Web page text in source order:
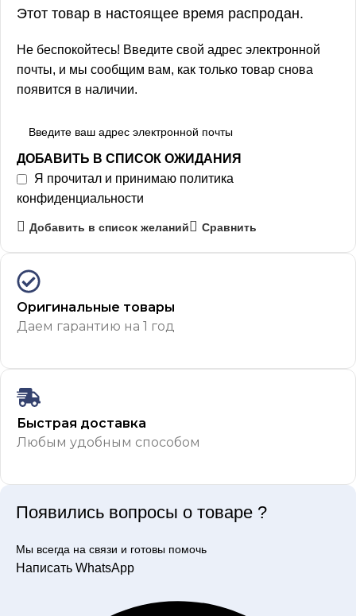
Этот товар в настоящее время распродан.
Не беспокойтесь! Введите свой адрес электронной
почты, и мы сообщим вам, как только товар снова
появится в наличии.
ДОБАВИТЬ В СПИСОК ОЖИДАНИЯ
Я прочитал и принимаю политика
конфиденциальности
Добавить в список желаний Сравнить
Оригинальные товары
Даем гарантию на 1 год
Быстрая доставка
Любым удобным способом
Появились вопросы о товаре ?
Мы всегда на связи и готовы помочь
Написать WhatsApp